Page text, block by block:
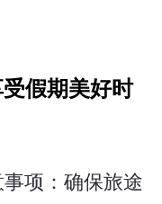
假期美好时
项：确保旅途